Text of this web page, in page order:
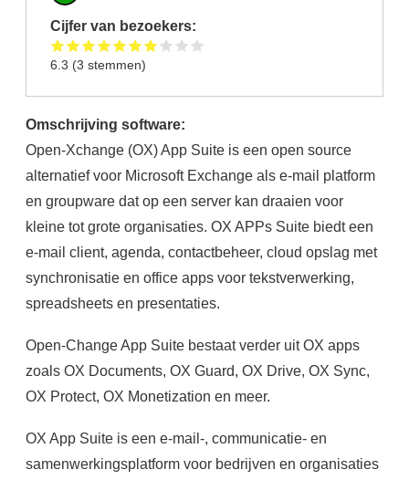
Cijfer van bezoekers:
6.3 (3 stemmen)
Omschrijving software:
Open-Xchange (OX) App Suite is een open source
alternatief voor Microsoft Exchange als e-mail platform
en groupware dat op een server kan draaien voor
kleine tot grote organisaties. OX APPs Suite biedt een
e-mail client, agenda, contactbeheer, cloud opslag met
synchronisatie en office apps voor tekstverwerking,
spreadsheets en presentaties.
Open-Change App Suite bestaat verder uit OX apps
zoals OX Documents, OX Guard, OX Drive, OX Sync,
OX Protect, OX Monetization en meer.
OX App Suite is een e-mail-, communicatie- en
samenwerkingsplatform voor bedrijven en organisaties